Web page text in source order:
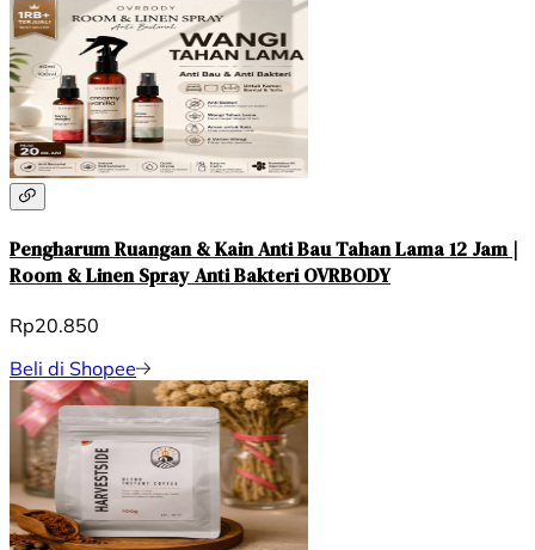
Pengharum Ruangan & Kain Anti Bau Tahan Lama 12 Jam |
Room & Linen Spray Anti Bakteri OVRBODY
Rp20.850
Beli di Shopee